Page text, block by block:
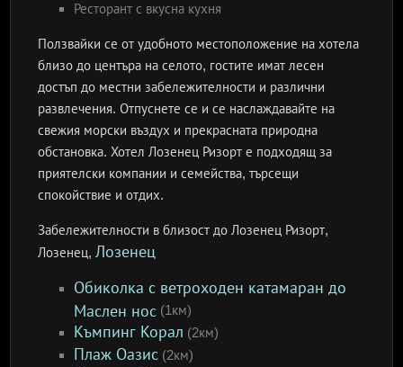
Ресторант с вкусна кухня
Ползвайки се от удобното местоположение на хотела
близо до центъра на селото, гостите имат лесен
достъп до местни забележителности и различни
развлечения. Отпуснете се и се наслаждавайте на
свежия морски въздух и прекрасната природна
обстановка. Хотел Лозенец Ризорт е подходящ за
приятелски компании и семейства, търсещи
спокойствие и отдих.
Забележителности в близост до Лозенец Ризорт,
Лозенец, Лозенец
Обиколка с ветроходен катамаран до
Маслен нос (1км)
Къмпинг Корал (2км)
Плаж Оазис (2км)